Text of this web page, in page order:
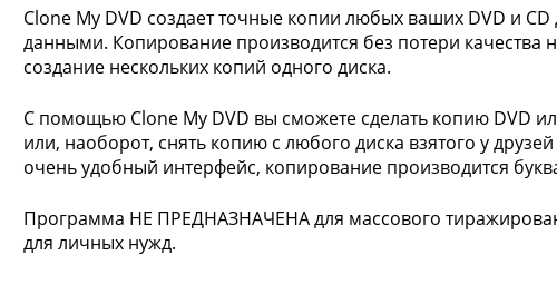
Clone My DVD создает точные копии любых ваших DVD и
данными. Копирование производится без потери качества
создание нескольких копий одного диска.
С помощью Clone My DVD вы сможете сделать копию DVD
или, наоборот, снять копию с любого диска взятого у
очень удобный интерфейс, копирование производится
Программа НЕ ПРЕДНАЗНАЧЕНА для массового
для личных нужд.